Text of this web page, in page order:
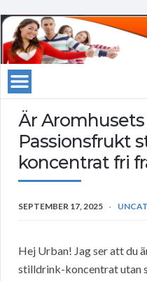
Är
Passionsfrukt
koncentrat fri
SEPTEMBER 17, 2025
Hej Urban! Jag ser att du
stilldrink-koncentrat utan